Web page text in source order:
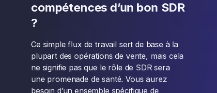
compétences d’un bon SDR
?
Ce simple flux de travail sert de base à la
plupart des opérations de vente, mais cela
ne signifie pas que le rôle de SDR sera
une promenade de santé. Vous aurez
besoin d’un ensemble spécifique de